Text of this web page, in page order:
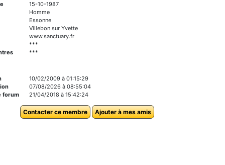
15-10-1987
Homme
Essonne
Villebon sur Yvette
www.sanctuary.fr
***
***
10/02/2009 à 01:15:29
07/08/2026 à 08:55:04
forum
21/04/2018 à 15:42:24
Contacter ce membre Ajouter à mes amis